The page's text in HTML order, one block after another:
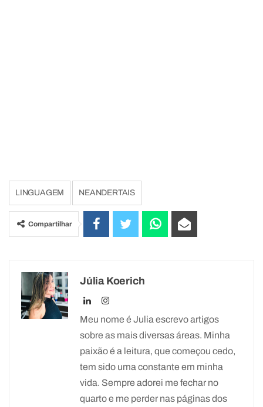
LINGUAGEM NEANDERTAIS
Compartilhar
Júlia Koerich
Meu nome é Julia escrevo artigos
sobre as mais diversas áreas. Minha
paixão é a leitura, que começou cedo,
tem sido uma constante em minha
vida. Sempre adorei me fechar no
quarto e me perder nas páginas dos